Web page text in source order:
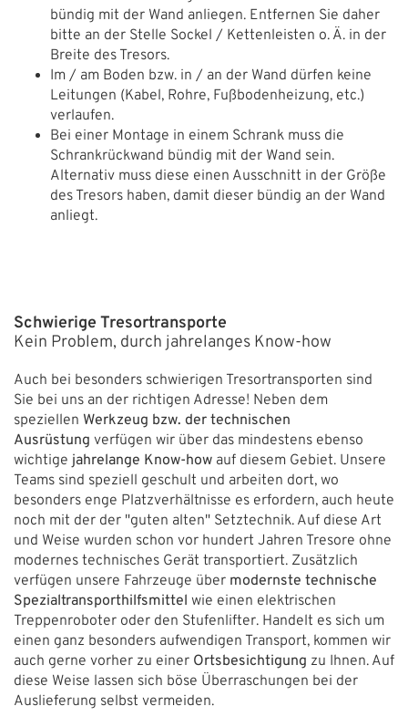
bündig mit der Wand anliegen. Entfernen Sie daher
bitte an der Stelle Sockel / Kettenleisten o. Ä. in der
Breite des Tresors.
Im / am Boden bzw. in / an der Wand dürfen keine
Leitungen (Kabel, Rohre, Fußbodenheizung, etc.)
verlaufen.
Bei einer Montage in einem Schrank muss die
Schrankrückwand bündig mit der Wand sein.
Alternativ muss diese einen Ausschnitt in der Größe
des Tresors haben, damit dieser bündig an der Wand
anliegt.
Schwierige Tresortransporte
Kein Problem, durch jahrelanges Know-how
Auch bei besonders schwierigen Tresortransporten sind
Sie bei uns an der richtigen Adresse! Neben dem
speziellen Werkzeug bzw. der technischen
Ausrüstung verfügen wir über das mindestens ebenso
wichtige jahrelange Know-how auf diesem Gebiet. Unsere
Teams sind speziell geschult und arbeiten dort, wo
besonders enge Platzverhältnisse es erfordern, auch heute
noch mit der der "guten alten" Setztechnik. Auf diese Art
und Weise wurden schon vor hundert Jahren Tresore ohne
modernes technisches Gerät transportiert. Zusätzlich
verfügen unsere Fahrzeuge über modernste technische
Spezialtransporthilfsmittel wie einen elektrischen
Treppenroboter oder den Stufenlifter. Handelt es sich um
einen ganz besonders aufwendigen Transport, kommen wir
auch gerne vorher zu einer Ortsbesichtigung zu Ihnen. Auf
diese Weise lassen sich böse Überraschungen bei der
Auslieferung selbst vermeiden.